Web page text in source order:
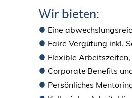
Wir bieten:
Eine
Faire Vergütung inkl.
Flexible
Corporate Benefits
Persönliches